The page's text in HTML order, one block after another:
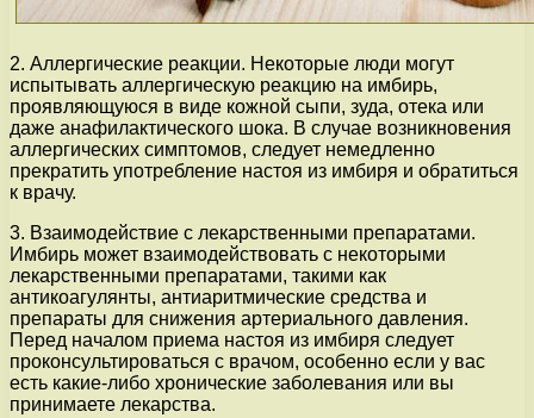
2. Аллергические реакции. Некоторые люди могут
испытывать аллергическую реакцию на имбирь,
проявляющуюся в виде кожной сыпи, зуда, отека или
даже анафилактического шока. В случае возникновения
аллергических симптомов, следует немедленно
прекратить употребление настоя из имбиря и обратиться
к врачу.
3. Взаимодействие с лекарственными препаратами.
Имбирь может взаимодействовать с некоторыми
лекарственными препаратами, такими как
антикоагулянты, антиаритмические средства и
препараты для снижения артериального давления.
Перед началом приема настоя из имбиря следует
проконсультироваться с врачом, особенно если у вас
есть какие-либо хронические заболевания или вы
принимаете лекарства.